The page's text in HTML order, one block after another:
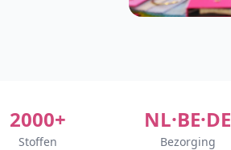
2000+
Stoffen
NL·BE·DE
Bezorging